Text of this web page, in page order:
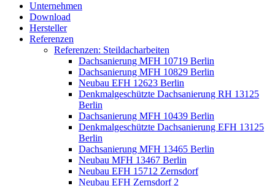
Unternehmen
Download
Hersteller
Referenzen
Referenzen: Steildacharbeiten
Dachsanierung MFH 10719 Berlin
Dachsanierung MFH 10829 Berlin
Neubau EFH 12623 Berlin
Denkmalgeschützte Dachsanierung RH 13125
Berlin
Dachsanierung MFH 10439 Berlin
Denkmalgeschützte Dachsanierung EFH 13125
Berlin
Dachsanierung MFH 13465 Berlin
Neubau MFH 13467 Berlin
Neubau EFH 15712 Zernsdorf
Neubau EFH Zernsdorf 2